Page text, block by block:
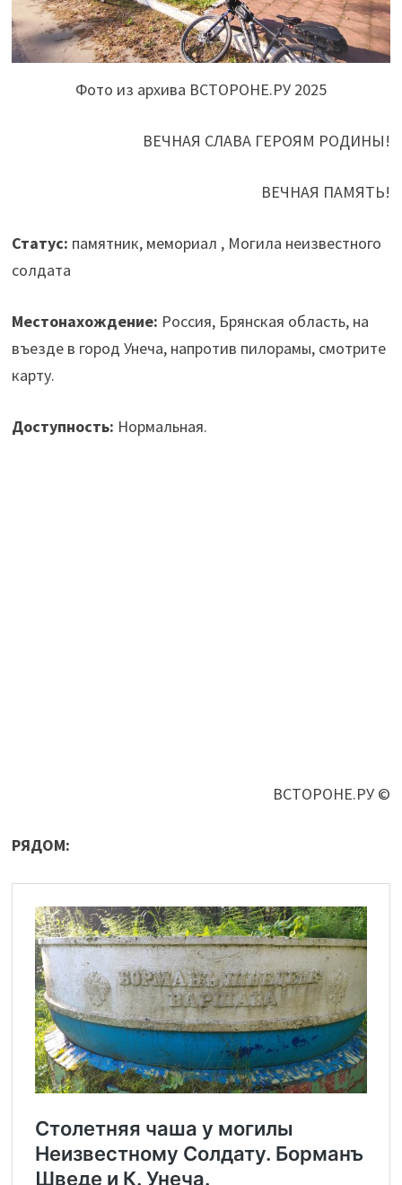
Фото из архива ВСТОРОНЕ.РУ 2025
ВЕЧНАЯ СЛАВА ГЕРОЯМ РОДИНЫ!
ВЕЧНАЯ ПАМЯТЬ!
Статус: памятник, мемориал , Могила неизвестного
солдата
Местонахождение: Россия, Брянская область, на
въезде в город Унеча, напротив пилорамы, смотрите
карту.
Доступность: Нормальная.
ВСТОРОНЕ.РУ ©
РЯДОМ: